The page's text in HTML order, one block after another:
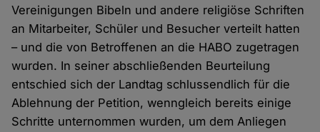
Vereinigungen Bibeln und andere religiöse Schriften
an Mitarbeiter, Schüler und Besucher verteilt hatten
– und die von Betroffenen an die HABO zugetragen
wurden. In seiner abschließenden Beurteilung
entschied sich der Landtag schlussendlich für die
Ablehnung der Petition, wenngleich bereits einige
Schritte unternommen wurden, um dem Anliegen